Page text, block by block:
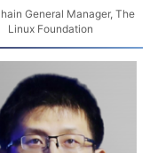
General Manager, The
Linux Foundation